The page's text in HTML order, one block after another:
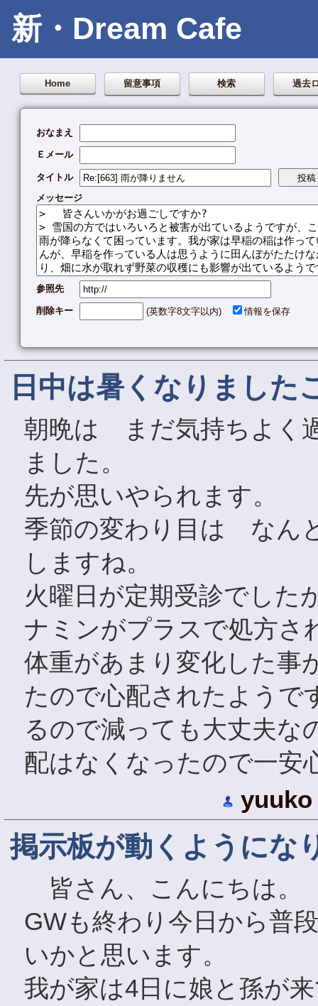
新・Dream Cafe
Home 留意事項 検索 過去
おなまえ
Ｅメール
タイトル
メッセージ
参照先
削除キー (英数字8文字以内) 情報を保存
日中は暑くなりました
朝晩は まだ気持ちよく
ました。
先が思いやられます。
季節の変わり目は なん
しますね。
火曜日が定期受診でした
ナミンがプラスで処方さ
体重があまり変化した事
たので心配されたようで
るので減っても大丈夫な
配はなくなったので一
yuuko
掲示板が動くようにな
皆さん、こんにちは。
GWも終わり今日から普
いかと思います。
我が家は4日に娘と孫が